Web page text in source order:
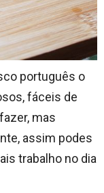
português o
fáceis de
mas
assim podes
trabalho no dia